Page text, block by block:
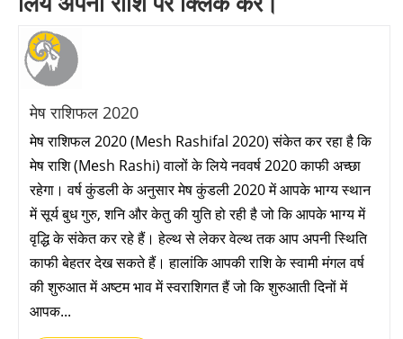
मेष राशिफल 2020
मेष राशिफल 2020 (Mesh Rashifal 2020) संकेत कर रहा है कि
मेष राशि (Mesh Rashi) वालों के लिये नववर्ष 2020 काफी अच्छा
रहेगा। वर्ष कुंडली के अनुसार मेष कुंडली 2020 में आपके भाग्य स्थान
में सूर्य बुध गुरु, शनि और केतु की युति हो रही है जो कि आपके भाग्य में
वृद्धि के संकेत कर रहे हैं। हेल्थ से लेकर वेल्थ तक आप अपनी स्थिति
काफी बेहतर देख सकते हैं। हालांकि आपकी राशि के स्वामी मंगल वर्ष
की शुरुआत में अष्टम भाव में स्वराशिगत हैं जो कि शुरुआती दिनों में
आपक...